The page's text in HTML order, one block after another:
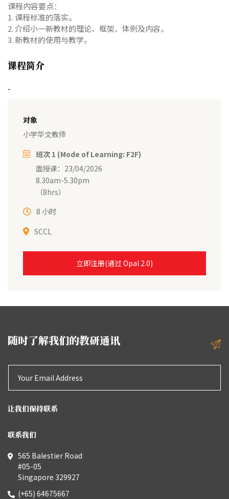
课程内容要点：
1. 课程标准的落实。
2. 介绍小一新教材的理论、框架、体例及内容。
3. 新教材的使用与教学。
课程简介
-
对象
小学华文教师
班次 1 (Mode of Learning: F2F)
面授课：23/04/2026
8.30am-5.30pm
（8hrs）
8 小时
SCCL
立即注册(通过 Opal 2.0)
随时了解我们的教研通讯
让我们保持联系
联系我们
565 Balestier Road
#05-05
Singapore 329927
(+65) 64675667